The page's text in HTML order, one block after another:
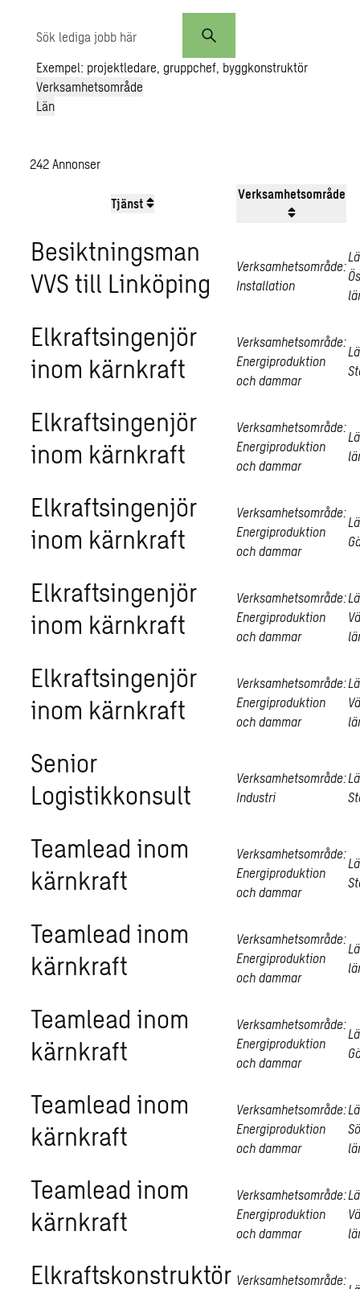
lediga
jobb
här
Exempel: projektledare, gruppchef, byggkonstruktör
Verksamhetsområde
Län
242 Annonser
Tjänst
Verksamhetsområde
Besiktningsman
VVS till Linköping
Verksamhetsområde:
Installation
Elkraftsingenjör
inom kärnkraft
Verksamhetsområde:
Energiproduktion
och dammar
Elkraftsingenjör
inom kärnkraft
Verksamhetsområde:
Energiproduktion
och dammar
Elkraftsingenjör
inom kärnkraft
Verksamhetsområde:
Energiproduktion
och dammar
Elkraftsingenjör
inom kärnkraft
Verksamhetsområde:
Energiproduktion
och dammar
Elkraftsingenjör
inom kärnkraft
Verksamhetsområde:
Energiproduktion
och dammar
Senior
Logistikkonsult
Verksamhetsområde:
Industri
Teamlead inom
kärnkraft
Verksamhetsområde:
Energiproduktion
och dammar
Teamlead inom
kärnkraft
Verksamhetsområde:
Energiproduktion
och dammar
Teamlead inom
kärnkraft
Verksamhetsområde:
Energiproduktion
och dammar
Teamlead inom
kärnkraft
Verksamhetsområde:
Energiproduktion
och dammar
Teamlead inom
kärnkraft
Verksamhetsområde:
Energiproduktion
och dammar
Elkraftskonstruktör Verksamhetsområde: